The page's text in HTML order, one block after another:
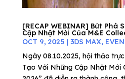
[RECAP WEBINAR] Bứt Phá
Cập Nhật Mới Của M&E
OCT 9, 2025 | 3DS MAX,
Ngày 08.10.2025, hội thảo
Tạo Với Những Cập Nhật Mới